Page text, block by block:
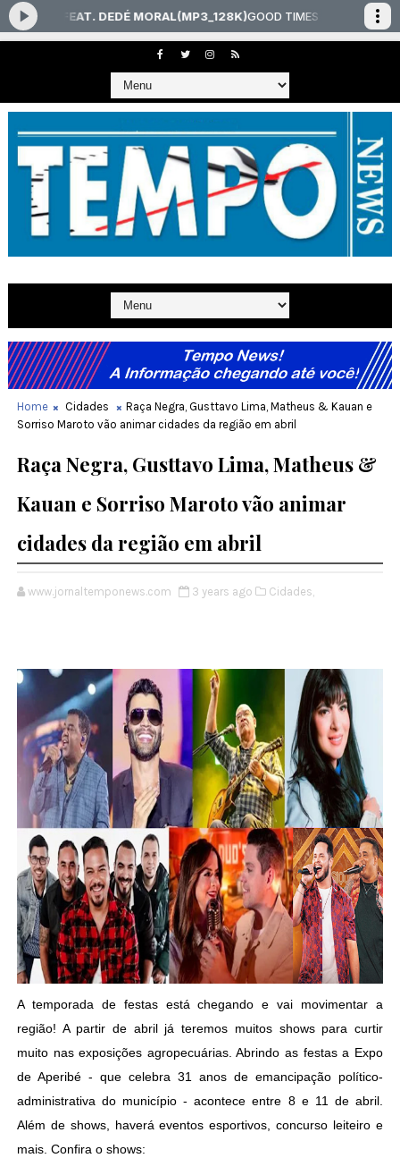
Home Cidades
Raça Negra, Gusttavo Lima, Matheus & Kauan e
Sorriso Maroto vão animar cidades da região em abril
Raça Negra, Gusttavo Lima, Matheus &
Kauan e Sorriso Maroto vão animar
cidades da região em abril
www.jornaltemponews.com 3 years ago Cidades,
A temporada de festas está chegando e vai movimentar a
região! A partir de abril já teremos muitos shows para curtir
muito nas exposições agropecuárias. Abrindo as festas a Expo
de Aperibé - que celebra 31 anos de emancipação político-
administrativa do município - acontece entre 8 e 11 de abril.
Além de shows, haverá eventos esportivos, concurso leiteiro e
mais. Confira o shows: